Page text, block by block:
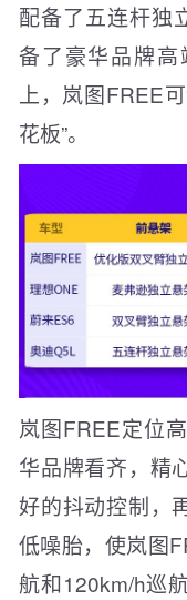
配备了五连杆独
备了豪华品牌
上，岚图FREE
花板”。
岚图FREE定位
华品牌看齐，精
好的抖动控制，
低噪胎，使岚图
航和120km/h巡